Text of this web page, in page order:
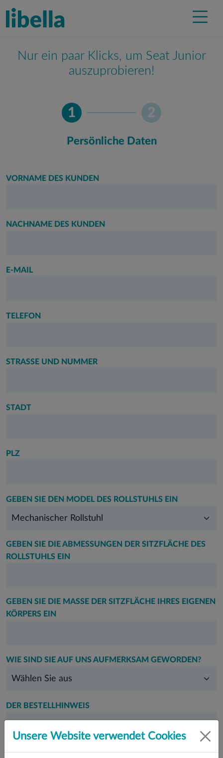
Unsere Website verwendet Cookies
Nur ein paar Klicks, um Seat Junior
auszuprobieren!
1 2
Persönliche Daten
VORNAME DES KUNDEN
NACHNAME DES KUNDEN
E-MAIL
TELEFON
STRASSE UND NUMMER
STADT
PLZ
GEBEN SIE DEN MODEL DES ROLLSTUHLS EIN
GEBEN SIE DIE ABMESSUNGEN DER SITZFLÄCHE DES
ROLLSTUHLS EIN
GEBEN SIE DIE MASSE DER SITZFLÄCHE IHRES EIGENEN K
ÖRPERS EIN
WIE SIND SIE AUF UNS AUFMERKSAM GEWORDEN?
DER BESTELLHINWEIS